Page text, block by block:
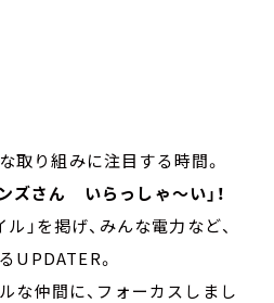
取り組みに注目する時間。
ズさん いらっしゃ～い」！
」を掲げ、みんな電力など、
UPDATER。
な仲間に、フォーカスしまし